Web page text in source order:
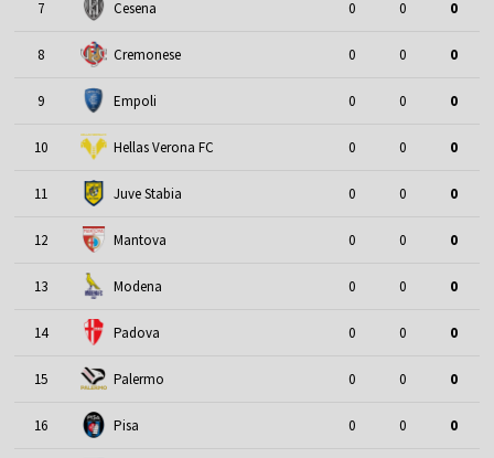
7 Cesena 0 0 0
8 Cremonese 0 0 0
9 Empoli 0 0 0
10 Hellas Verona FC 0 0 0
11 Juve Stabia 0 0 0
12 Mantova 0 0 0
13 Modena 0 0 0
14 Padova 0 0 0
15 Palermo 0 0 0
16 Pisa 0 0 0